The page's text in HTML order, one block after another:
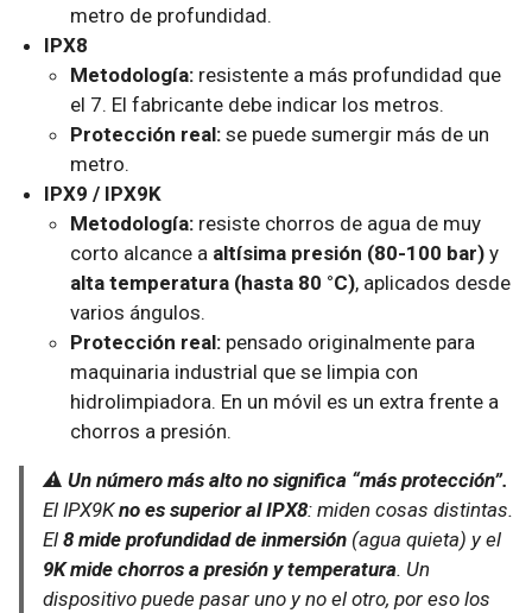
metro de profundidad.
IPX8
Metodología:resistente a más profundidad que
el 7. El fabricante debe indicar los metros.
Protección real:se puede sumergir más de un
metro.
IPX9 / IPX9K
Metodología:resiste chorros de agua de muy
corto alcance a altísima presión (80-100 bar)y
alta temperatura (hasta 80 °C), aplicados desde
varios ángulos.
Protección real:pensado originalmente para
maquinaria industrial que se limpia con
hidrolimpiadora. En un móvil es un extra frente a
chorros a presión.
⚠️ Un número más alto no significa “más protección”.
El IPX9Kno es superior al IPX8: miden cosas distintas.
El 8 mide profundidad de inmersión (agua quieta) y el
9K mide chorros a presión y temperatura. Un
dispositivo puede pasar uno y no el otro, por eso los